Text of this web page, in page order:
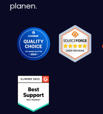
planen.